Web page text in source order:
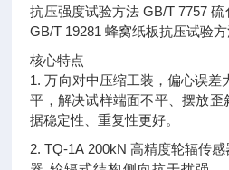
抗压强度试验方法 GB/T 7757
GB/T 19281 蜂窝纸板抗压试验
核心特点
1. 万向对中压缩工装，偏心误差
平，解决试样端面不平、摆放
据稳定性、重复性更好。
2. TQ-1A 200kN 高精度轮辐传